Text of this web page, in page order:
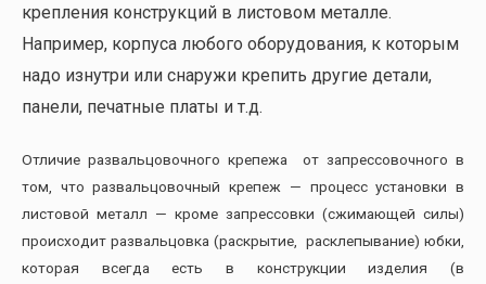
крепления конструкций в листовом металле.
Например, корпуса любого оборудования, к которым
надо изнутри или снаружи крепить другие детали,
панели, печатные платы и т.д.
Отличие развальцовочного крепежа от запрессовочного в
том, что развальцовочный крепеж — процесс установки в
листовой металл — кроме запрессовки (сжимающей силы)
происходит развальцовка (раскрытие, расклепывание) юбки,
которая всегда есть в конструкции изделия (в